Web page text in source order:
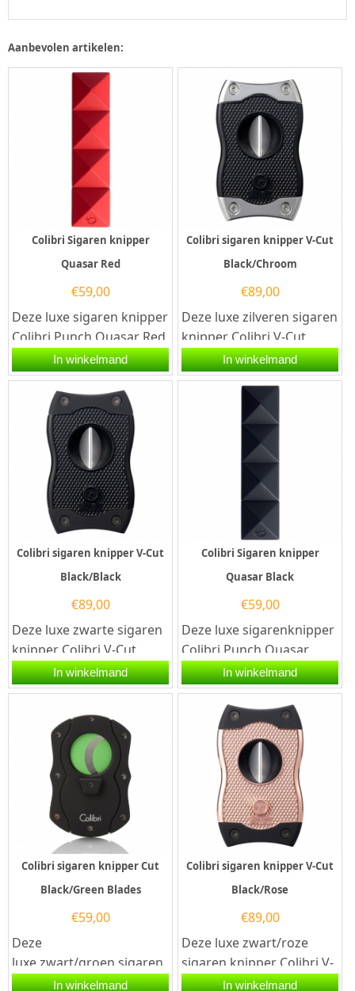
Aanbevolen artikelen:
Colibri Sigaren knipper
Quasar Red
€59,00
Deze luxe sigaren knipper
Colibri Punch Quasar Red
is voorzien van drie
roestvrijstalen messen...
In winkelmand
Colibri sigaren knipper V-Cut
Black/Chroom
€89,00
Deze luxe zilveren sigaren
knipper Colibri V-Cut
Black/Chrome is voorzien
van twee snijmessen
In winkelmand
Colibri sigaren knipper V-Cut
Black/Black
€89,00
Deze luxe zwarte sigaren
knipper Colibri V-Cut
Black/Black is voorzien
van twee snijmessen
In winkelmand
Colibri Sigaren knipper
Quasar Black
€59,00
Deze luxe sigarenknipper
Colibri Punch Quasar
Black is voorzien van drie
roestvrijstalen...
In winkelmand
Colibri sigaren knipper Cut
Black/Green Blades
€59,00
Deze
luxe zwart/groen sigaren
knipper Colibri Cut Blades
In winkelmand
Colibri sigaren knipper V-Cut
Black/Rose
€89,00
Deze luxe zwart/roze
sigaren knipper Colibri V-
Cut Black/Rose is
In winkelmand